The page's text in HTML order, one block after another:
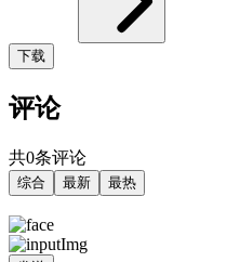
下载
评论
共0条评论
综合 最新 最热